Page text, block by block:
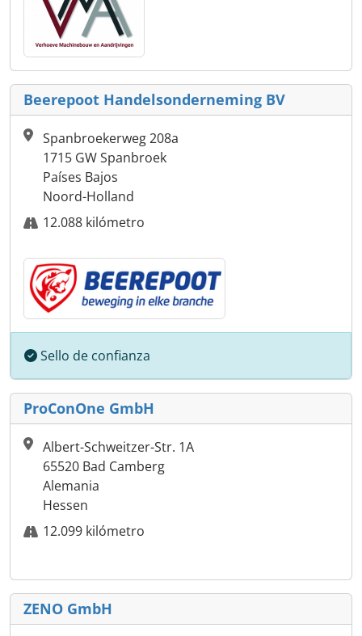
Beerepoot Handelsonderneming BV
Spanbroekerweg 208a
1715 GW Spanbroek
Países Bajos
Noord-Holland
12.088 kilómetro
Sello de confianza
ProConOne GmbH
Albert-Schweitzer-Str. 1A
65520 Bad Camberg
Alemania
Hessen
12.099 kilómetro
ZENO GmbH